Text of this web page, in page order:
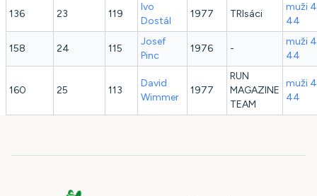
136 23 119
Ivo
Dostál
1977 TRIsáci
muži
44
158 24 115
Josef
Pinc
1976 -
muži
44
160 25 113
David
Wimmer
1977
RUN
MAGAZINE
TEAM
muži
44